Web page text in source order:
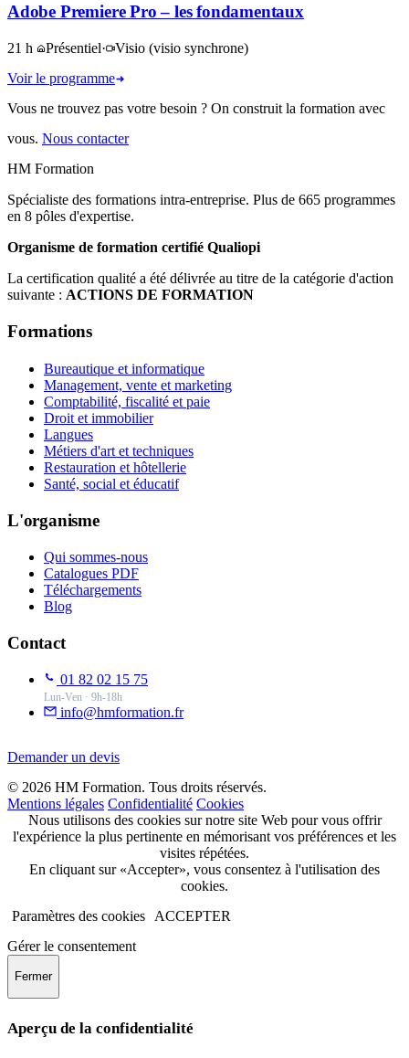
Adobe Premiere Pro – les fondamentaux
21 h Présentiel· Visio (visio synchrone)
Voir le programme
Vous ne trouvez pas votre besoin ? On construit la formation avec
vous. Nous contacter
HM Formation
Spécialiste des formations intra-entreprise. Plus de 665 programmes
en 8 pôles d'expertise.
Organisme de formation certifié Qualiopi
La certification qualité a été délivrée au titre de la catégorie d'action
suivante : ACTIONS DE FORMATION
Formations
Bureautique et informatique
Management, vente et marketing
Comptabilité, fiscalité et paie
Droit et immobilier
Langues
Métiers d'art et techniques
Restauration et hôtellerie
Santé, social et éducatif
L'organisme
Qui sommes-nous
Catalogues PDF
Téléchargements
Blog
Contact
01 82 02 15 75
Lun-Ven · 9h-18h
info@hmformation.fr
Demander un devis
© 2026 HM Formation. Tous droits réservés.
Mentions légales Confidentialité Cookies
Nous utilisons des cookies sur notre site Web pour vous offrir
l'expérience la plus pertinente en mémorisant vos préférences et les
visites répétées.
En cliquant sur «Accepter», vous consentez à l'utilisation des
cookies.
Paramètres des cookies
ACCEPTER
Gérer le consentement
Fermer
Aperçu de la confidentialité